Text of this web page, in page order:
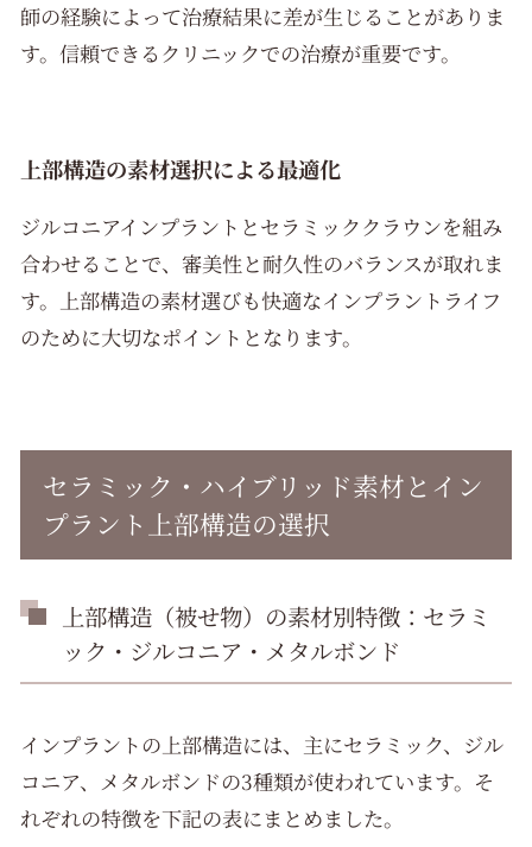
師の経験によって治療結果に差が生じることがありま
す。信頼できるクリニックでの治療が重要です。
上部構造の素材選択による最適化
ジルコニアインプラントとセラミッククラウンを組み
合わせることで、審美性と耐久性のバランスが取れま
す。上部構造の素材選びも快適なインプラントライフ
のために大切なポイントとなります。
セラミック・ハイブリッド素材とイン
プラント上部構造の選択
上部構造（被せ物）の素材別特徴：セラミ
ック・ジルコニア・メタルボンド
インプラントの上部構造には、主にセラミック、ジル
コニア、メタルボンドの3種類が使われています。そ
れぞれの特徴を下記の表にまとめました。